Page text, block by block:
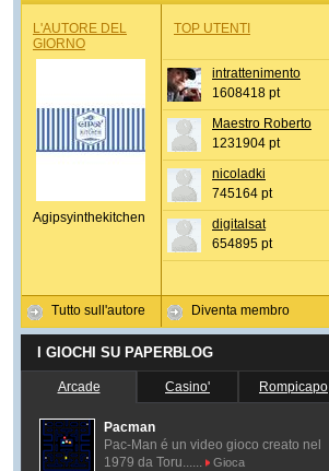
L'AUTORE DEL
GIORNO
Agipsyinthekitchen
Tutto sull'autore
TOP UTENTI
intrattenimento
1608418 pt
Maestro Roberto
1231904 pt
nicoladki
745164 pt
digitalsat
654895 pt
Diventa membro
I GIOCHI SU PAPERBLOG
Arcade Casino' Rompicapo
Pacman
Pac-Man é un video gioco creato nel
1979 da Toru......
Gioca